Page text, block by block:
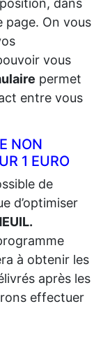
dans
page. On vous
vous
permet
entre vous
NON
1 EURO
de
d’optimiser
à obtenir les
après les
effectuer